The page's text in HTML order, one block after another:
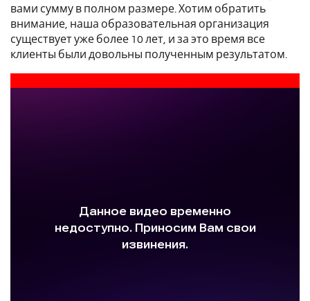
вами сумму в полном размере. Хотим обратить
внимание, наша образовательная организация
существует уже более 10 лет, и за это время все
клиенты были довольны полученным результатом.